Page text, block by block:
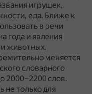
игрушек,
еда. Ближе к
в речи
года и явления
животных.
меняется
словарного
2000–2200 слов.
не только для